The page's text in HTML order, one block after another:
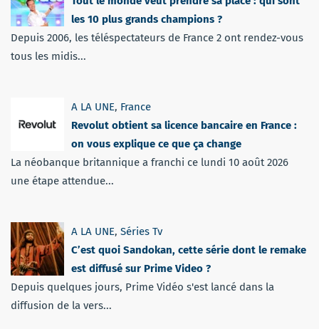
les 10 plus grands champions ?
Depuis 2006, les téléspectateurs de France 2 ont rendez-vous
tous les midis...
A LA UNE, France
Revolut obtient sa licence bancaire en France :
on vous explique ce que ça change
La néobanque britannique a franchi ce lundi 10 août 2026
une étape attendue...
A LA UNE, Séries Tv
C’est quoi Sandokan, cette série dont le remake
est diffusé sur Prime Video ?
Depuis quelques jours, Prime Vidéo s'est lancé dans la
diffusion de la vers...